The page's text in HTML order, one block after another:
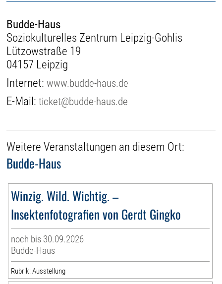
Budde-Haus
Soziokulturelles Zentrum Leipzig-Gohlis
Lützowstraße 19
04157 Leipzig
Internet:www.budde-haus.de
E-Mail:ticket@budde-haus.de
Weitere Veranstaltungen an diesem Ort:
Budde-Haus
Winzig. Wild. Wichtig. –
Insektenfotografien von Gerdt Gingko
noch bis 30.09.2026
Budde-Haus
Rubrik: Ausstellung